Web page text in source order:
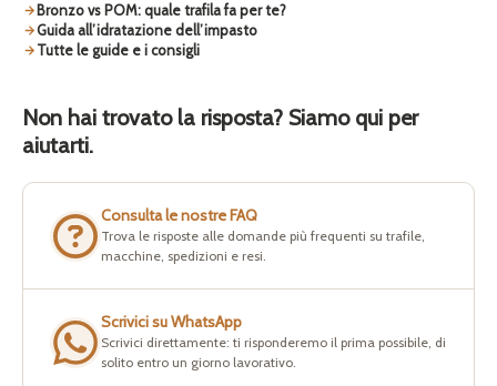
Bronzo vs POM: quale trafila fa per te?
Guida all’idratazione dell’impasto
Tutte le guide e i consigli
Non hai trovato la risposta? Siamo qui per
aiutarti.
Consulta le nostre FAQ
Trova le risposte alle domande più frequenti su trafile,
macchine, spedizioni e resi.
Scrivici su WhatsApp
Scrivici direttamente: ti risponderemo il prima possibile, di
solito entro un giorno lavorativo.